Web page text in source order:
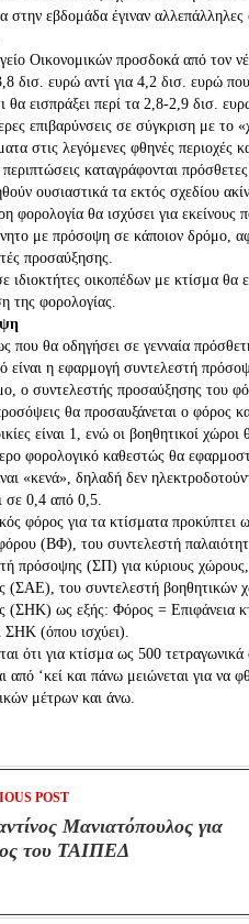
στην εβδομάδα έγιναν
Οικονομικών προσδοκά από τον
δισ. ευρώ αντί για 4,2 δισ. ευρώ
θα εισπράξει περί τα 2,8-2,9 δισ.
επιβαρύνσεις σε σύγκριση με το
στις λεγόμενες φθηνές περιοχές
περιπτώσεις καταγράφονται
ουσιαστικά τα εκτός σχεδίου
φορολογία θα ισχύσει για εκείνους
με πρόσοψη σε κάποιον δρόμο,
προσαύξησης.
ιδιοκτήτες οικοπέδων με κτίσμα θα
της φορολογίας.
που θα οδηγήσει σε γενναία
είναι η εφαρμογή συντελεστή
ο συντελεστής προσαύξησης του
θα προσαυξάνεται ο φόρος
είναι 1, ενώ οι βοηθητικοί
φορολογικό καθεστώς θα
«κενά», δηλαδή δεν
σε 0,4 από 0,5.
φόρος για τα κτίσματα προκύπτει
(ΒΦ), του συντελεστή
πρόσοψης (ΣΠ) για κύριους
(ΣΑΕ), του συντελεστή βοηθητικών
(ΣΗΚ) ως εξής: Φόρος =
(όπου ισχύει).
ότι για κτίσμα ως 500
από ‘κεί και πάνω μειώνεται για
μέτρων και άνω.
POST
Μανιατόπουλος για
του ΤΑΙΠΕΔ